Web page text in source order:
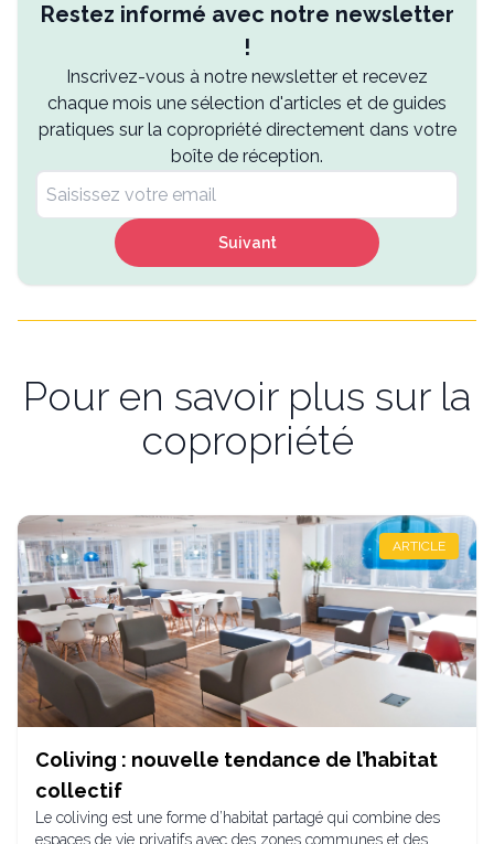
Restez informé avec notre newsletter
!
Inscrivez-vous à notre newsletter et recevez
chaque mois une sélection d'articles et de guides
pratiques sur la copropriété directement dans votre
boîte de réception.
Suivant
Pour en savoir plus sur la
copropriété
ARTICLE
Coliving : nouvelle tendance de l’habitat
collectif
Le coliving est une forme d’habitat partagé qui combine des
espaces de vie privatifs avec des zones communes et des